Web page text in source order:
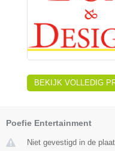
BEKIJK VOLLEDIG
Poefie Entertainment
Niet gevestigd in de